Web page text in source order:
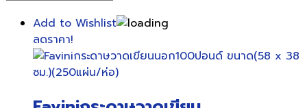
Add to Wishlist
ลดราคา!